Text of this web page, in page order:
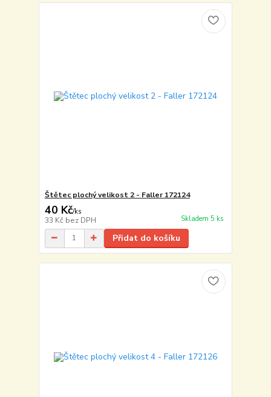
Štětec plochý velikost 2 - Faller 172124
40 Kč/ks
33 Kč bez DPH Skladem 5 ks
Přidat do košíku